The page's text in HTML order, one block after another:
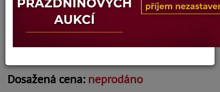
Stav: dobrý
20.07.2026 20:02 SELČ
Dosažená cena: neprodáno